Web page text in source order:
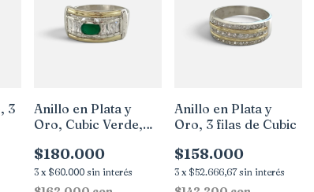
3
Anillo en Plata y
Oro, Cubic Verde,
$180.000
3 x $60.000 sin interés
Anillo en Plata y
Oro, 3 filas de Cubic
$158.000
3 x $52.666,67 sin interés